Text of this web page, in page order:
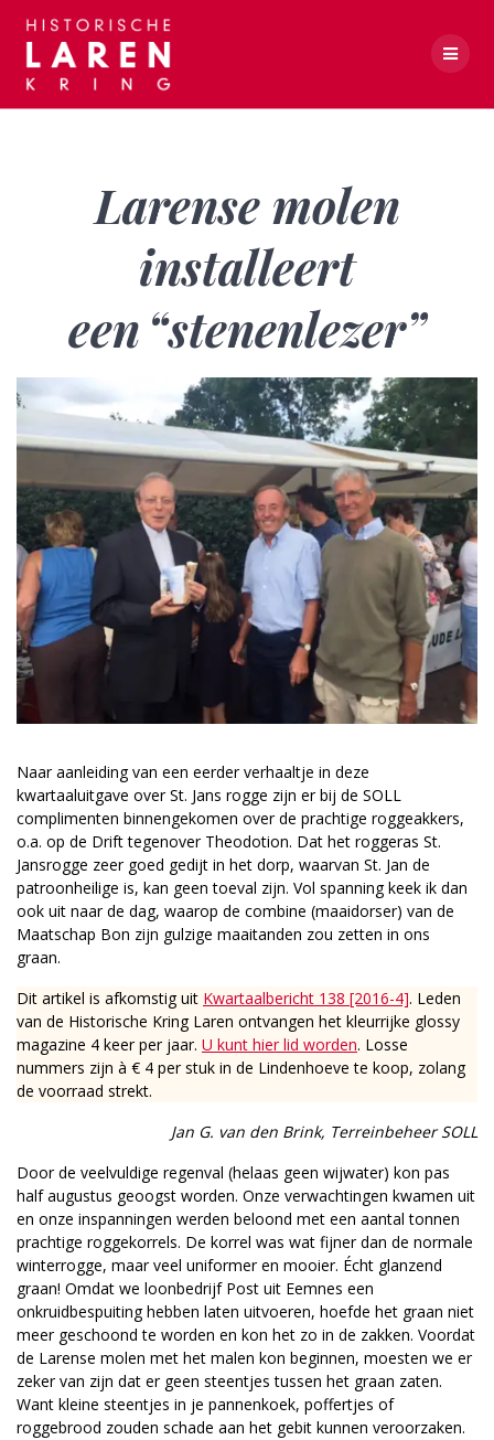
Larense molen
installeert
een “stenenlezer”
Naar aanleiding van een eerder verhaaltje in deze
kwartaaluitgave over St. Jans rogge zijn er bij de SOLL
complimenten binnengekomen over de prachtige roggeakkers,
o.a. op de Drift tegenover Theodotion. Dat het roggeras St.
Jansrogge zeer goed gedijt in het dorp, waarvan St. Jan de
patroonheilige is, kan geen toeval zijn. Vol spanning keek ik dan
ook uit naar de dag, waarop de combine (maaidorser) van de
Maatschap Bon zijn gulzige maaitanden zou zetten in ons
graan.
Dit artikel is afkomstig uit Kwartaalbericht 138 [2016-4]. Leden
van de Historische Kring Laren ontvangen het kleurrijke glossy
magazine 4 keer per jaar. U kunt hier lid worden. Losse
nummers zijn à € 4 per stuk in de Lindenhoeve te koop, zolang
de voorraad strekt.
Jan G. van den Brink, Terreinbeheer SOLL
Door de veelvuldige regenval (helaas geen wijwater) kon pas
half augustus geoogst worden. Onze verwachtingen kwamen uit
en onze inspanningen werden beloond met een aantal tonnen
prachtige roggekorrels. De korrel was wat fijner dan de normale
winterrogge, maar veel uniformer en mooier. Écht glanzend
graan! Omdat we loonbedrijf Post uit Eemnes een
onkruidbespuiting hebben laten uitvoeren, hoefde het graan niet
meer geschoond te worden en kon het zo in de zakken. Voordat
de Larense molen met het malen kon beginnen, moesten we er
zeker van zijn dat er geen steentjes tussen het graan zaten.
Want kleine steentjes in je pannenkoek, poffertjes of
roggebrood zouden schade aan het gebit kunnen veroorzaken.